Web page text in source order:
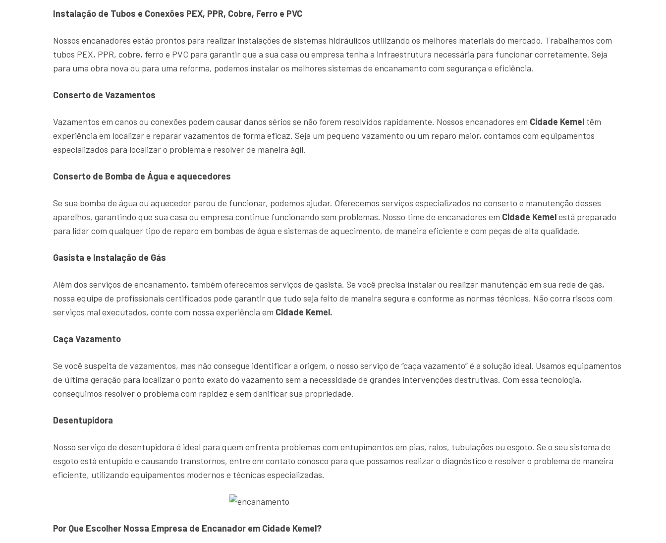
Instalação de Tubos e Conexões PEX, PPR, Cobre, Ferro e PVC
Nossos encanadores estão prontos para realizar instalações de sistemas hidráulicos utilizando os melhores materiais do mercado. Trabalhamos com
tubos PEX, PPR, cobre, ferro e PVC para garantir que a sua casa ou empresa tenha a infraestrutura necessária para funcionar corretamente. Seja
para uma obra nova ou para uma reforma, podemos instalar os melhores sistemas de encanamento com segurança e eficiência.
Conserto de Vazamentos
Vazamentos em canos ou conexões podem causar danos sérios se não forem resolvidos rapidamente. Nossos encanadores em Cidade Kemel têm
experiência em localizar e reparar vazamentos de forma eficaz. Seja um pequeno vazamento ou um reparo maior, contamos com equipamentos
especializados para localizar o problema e resolver de maneira ágil.
Conserto de Bomba de Água e aquecedores
Se sua bomba de água ou aquecedor parou de funcionar, podemos ajudar. Oferecemos serviços especializados no conserto e manutenção desses
aparelhos, garantindo que sua casa ou empresa continue funcionando sem problemas. Nosso time de encanadores em Cidade Kemelestá preparado
para lidar com qualquer tipo de reparo em bombas de água e sistemas de aquecimento, de maneira eficiente e com peças de alta qualidade.
Gasista e Instalação de Gás
Além dos serviços de encanamento, também oferecemos serviços de gasista. Se você precisa instalar ou realizar manutenção em sua rede de gás,
nossa equipe de profissionais certificados pode garantir que tudo seja feito de maneira segura e conforme as normas técnicas. Não corra riscos com
serviços mal executados, conte com nossa experiência em Cidade Kemel.
Caça Vazamento
Se você suspeita de vazamentos, mas não consegue identificar a origem, o nosso serviço de “caça vazamento” é a solução ideal. Usamos equipamentos
de última geração para localizar o ponto exato do vazamento sem a necessidade de grandes intervenções destrutivas. Com essa tecnologia,
conseguimos resolver o problema com rapidez e sem danificar sua propriedade.
Desentupidora
Nosso serviço de desentupidora é ideal para quem enfrenta problemas com entupimentos em pias, ralos, tubulações ou esgoto. Se o seu sistema de
esgoto está entupido e causando transtornos, entre em contato conosco para que possamos realizar o diagnóstico e resolver o problema de maneira
eficiente, utilizando equipamentos modernos e técnicas especializadas.
Por Que Escolher Nossa Empresa de Encanador em Cidade Kemel?